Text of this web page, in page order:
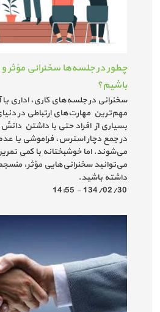
چطور در جلسه‌ها سخنرانی مؤثر
باشیم؟
سخنرانی در جلسه‌های کاری، اداری یا
مهم‌ترین مهارت‌های ارتباطی در
بسیاری از افراد حتی با داشتن
در جمع دچار استرس، فراموشی یا
می‌شوند. اما خوشبختانه با کمی
می‌توانید سخنرانی‌هایی مؤثر،
داشته باشید.
134/02/30 - 14:55